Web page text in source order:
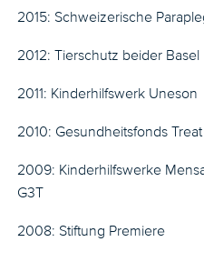
2015: Schweizerische
2012: Tierschutz beider Basel
2011: Kinderhilfswerk Uneson
2010: Gesundheitsfonds Treat
2009: Kinderhilfswerke
G3T
2008: Stiftung Premiere